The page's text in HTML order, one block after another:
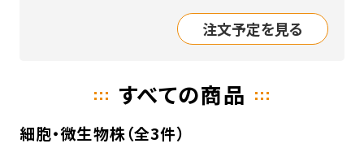
注文予定を見る
すべての商品
細胞・微生物株（全3件）